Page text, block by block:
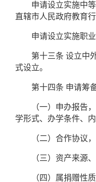
申请设立实施中等
直辖市人民政府教育行
申请设立实施职业
第十三条 设立中
式设立。
第十四条 申请筹
（一）申办报告，
学形式、办学条件、
（二）合作协议，
（三）资产来源、
（四）属捐赠性质